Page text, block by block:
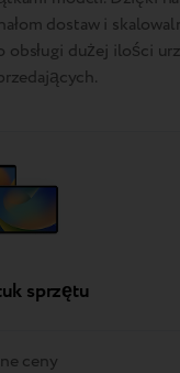
dostaw i
obsługi dużej ilości
sprzętu
ceny